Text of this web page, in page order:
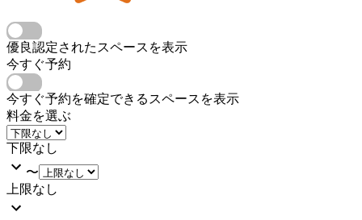
優良認定されたスペースを表示
今すぐ予約
今すぐ予約を確定できるスペースを表示
料金を選ぶ
下限なし
〜
上限なし